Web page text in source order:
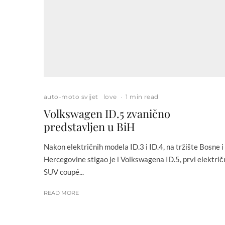
auto-moto svijet love · 1 min read
Volkswagen ID.5 zvanično
predstavljen u BiH
Nakon električnih modela ID.3 i ID.4, na tržište Bosne i
Hercegovine stigao je i Volkswagena ID.5, prvi
SUV coupé...
READ MORE